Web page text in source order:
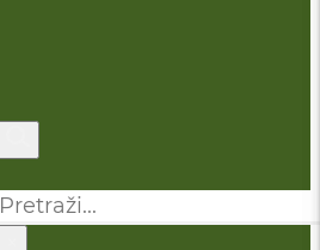
Pretraga